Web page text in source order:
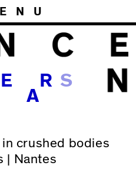
E
A
R
crushed bodies
| Nantes